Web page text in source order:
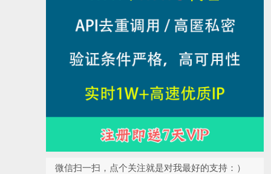
微信扫一扫，点个关注就是对我最好的支持：）